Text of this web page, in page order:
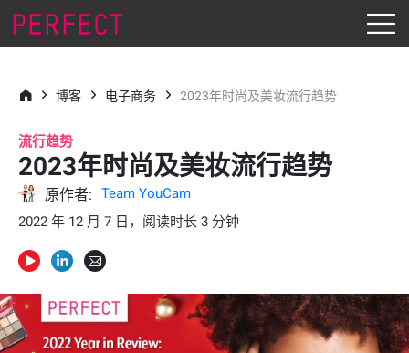
博客 电子商务 2023年时尚及美妆流行趋势
流行趋势
2023年时尚及美妆流行趋势
原作者:
Team YouCam
2022 年 12 月 7 日，阅读时长 3 分钟